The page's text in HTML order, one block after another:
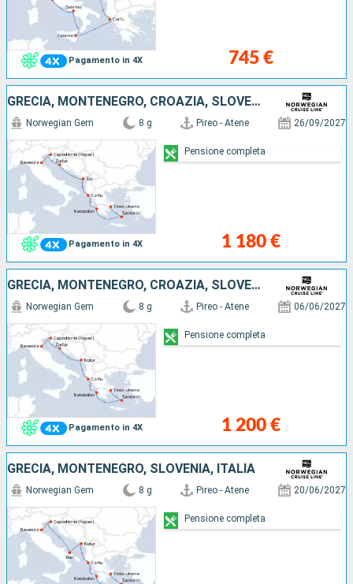
Pagamento in 4X 745 €
GRECIA, MONTENEGRO, CROAZIA, SLOVENIA, ITALIA
Pagamento in 4X
Norwegian Gem 8 g Pireo - Atene 26/09/2027
1 180 €
Pensione completa
GRECIA, MONTENEGRO, CROAZIA, SLOVENIA, ITALIA
Pagamento in 4X
Norwegian Gem 8 g Pireo - Atene 06/06/2027
1 200 €
Pensione completa
GRECIA, MONTENEGRO, SLOVENIA, ITALIA
Norwegian Gem 8 g Pireo - Atene 20/06/2027
Pensione completa